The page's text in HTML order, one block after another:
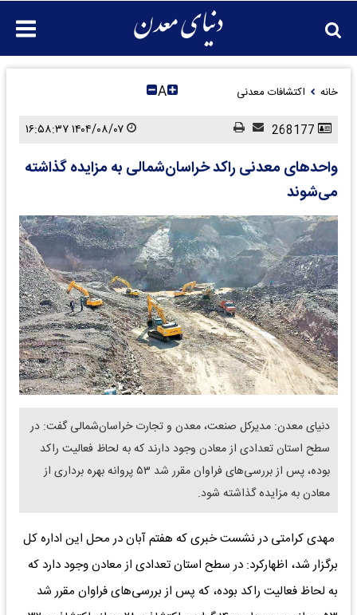
خانه اکتشافات معدنی A
واحدهای معدنی راکد خراسان‌شمالی به مزایده گذاشته
می‌شوند
دنیای معدن: مدیرکل صنعت، معدن و تجارت خراسان‌شمالی گفت: در
سطح استان تعدادی از معادن وجود دارند که به لحاظ فعالیت راکد
بوده، پس از بررسی‌های فراوان مقرر شد ۵۳ پروانه بهره برداری از
معادن به مزایده گذاشته شود.
مهدی کرامتی در نشست خبری که هفتم آبان در محل این اداره کل
برگزار شد، اظهارکرد: در سطح استان تعدادی از معادن وجود دارد که
به لحاظ فعالیت راکد بوده، که پس از بررسی‌های فراوان مقرر شد